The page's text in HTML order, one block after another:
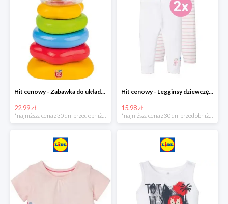
Hit cenowy - Zabawka do układania, 1 zestaw
22.99 zł
Hit cenowy - Legginsy dziewczęce, 2 pary
15.98 zł